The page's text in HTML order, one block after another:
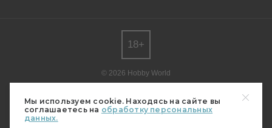
Мы используем cookie. Находясь на сайте вы
соглашаетесь на обработку персональных
данных.
© 2026 Hobby World
редакции.
Мнение авторов может не совпадать с мнением редакции.
Свидетельство о регистрации СМИ серия Эл № ФС77-82485
18+